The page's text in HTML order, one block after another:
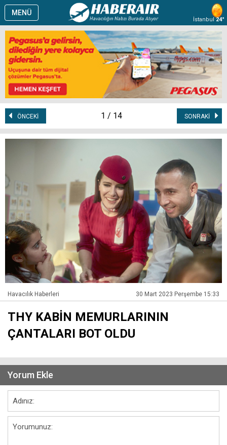
MENÜ
İstanbul24°
ÖNCEKİ SONRAKİ
1 / 14
Havacılık Haberleri 30 Mart 2023 Perşembe 15:33
THY KABİN MEMURLARININ
ÇANTALARI BOT OLDU
Yorum Ekle